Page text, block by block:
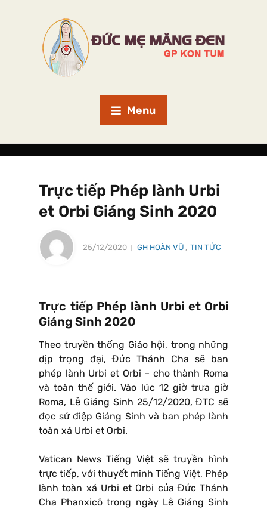
Menu
Trực tiếp Phép lành Urbi
et Orbi Giáng Sinh 2020
25/12/2020 GH HOÀN VŨ , TIN TỨC
Trực tiếp Phép lành Urbi et Orbi
Giáng Sinh 2020
Theo truyền thống Giáo hội, trong những
dịp trọng đại, Đức Thánh Cha sẽ ban
phép lành Urbi et Orbi – cho thành Roma
và toàn thế giới. Vào lúc 12 giờ trưa giờ
Roma, Lễ Giáng Sinh 25/12/2020, ĐTC sẽ
đọc sứ điệp Giáng Sinh và ban phép lành
toàn xá Urbi et Orbi.
Vatican News Tiếng Việt sẽ truyền hình
trực tiếp, với thuyết minh Tiếng Việt, Phép
lành toàn xá Urbi et Orbi của Đức Thánh
Cha Phanxicô trong ngày Lễ Giáng Sinh